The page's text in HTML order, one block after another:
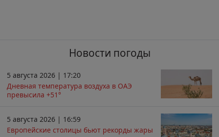
Новости погоды
5 августа 2026 | 17:20
Дневная температура воздуха в ОАЭ
превысила +51°
5 августа 2026 | 16:59
Европейские столицы бьют рекорды жары